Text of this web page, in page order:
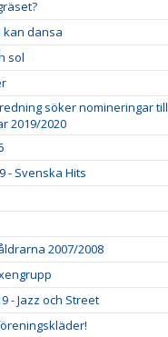
kan dansa
sol
söker nomineringar till
2019/2020
- Svenska Hits
2007/2008
- Jazz och Street